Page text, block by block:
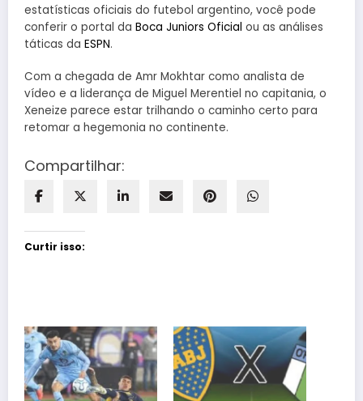
estatísticas oficiais do futebol argentino, você pode
conferir o portal da Boca Juniors Oficial ou as análises
táticas da ESPN.
Com a chegada de Amr Mokhtar como analista de
vídeo e a liderança de Miguel Merentiel no capitania, o
Xeneize parece estar trilhando o caminho certo para
retomar a hegemonia no continente.
Compartilhar:
Curtir isso: